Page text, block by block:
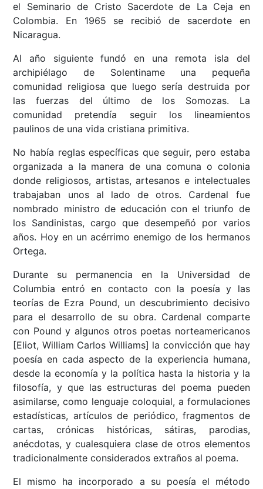
el Seminario de Cristo Sacerdote de La Ceja en
Colombia. En 1965 se recibió de sacerdote en
Nicaragua.
Al año siguiente fundó en una remota isla del
archipiélago de Solentiname una pequeña
comunidad religiosa que luego sería destruida por
las fuerzas del último de los Somozas. La
comunidad pretendía seguir los lineamientos
paulinos de una vida cristiana primitiva.
No había reglas específicas que seguir, pero estaba
organizada a la manera de una comuna o colonia
donde religiosos, artistas, artesanos e intelectuales
trabajaban unos al lado de otros. Cardenal fue
nombrado ministro de educación con el triunfo de
los Sandinistas, cargo que desempeñó por varios
años. Hoy en un acérrimo enemigo de los hermanos
Ortega.
Durante su permanencia en la Universidad de
Columbia entró en contacto con la poesía y las
teorías de Ezra Pound, un descubrimiento decisivo
para el desarrollo de su obra. Cardenal comparte
con Pound y algunos otros poetas norteamericanos
[Eliot, William Carlos Williams] la convicción que hay
poesía en cada aspecto de la experiencia humana,
desde la economía y la política hasta la historia y la
filosofía, y que las estructuras del poema pueden
asimilarse, como lenguaje coloquial, a formulaciones
estadísticas, artículos de periódico, fragmentos de
cartas, crónicas históricas, sátiras, parodias,
anécdotas, y cualesquiera clase de otros elementos
tradicionalmente considerados extraños al poema.
El mismo ha incorporado a su poesía el método